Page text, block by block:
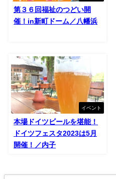
第３６回福祉のつどい開
催！in新町ドーム／八幡浜
イベント
本場ドイツビールを堪能！
ドイツフェスタ2023は5月
開催！／内子